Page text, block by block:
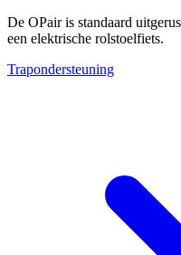
De OPair is standaard
een elektrische rolstoelfiets.
Trapondersteuning